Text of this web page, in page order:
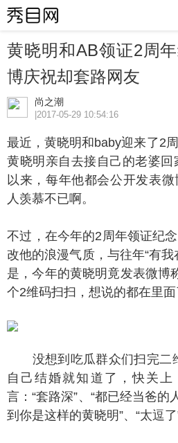
黄晓明和AB领证2周
博庆祝却套路网友
尚之潮
|2017-05-29 10:54:16
，黄晓明和baby迎来了2周
黄晓明亲自去接自己的老婆
以来，每年他都会公开发表
人羡慕不已啊。
，在今年的2周年领证纪念
改他的浪漫气质，与往年“有
是，今年的黄晓明竟发表微博
个2维码扫扫，想说的都在里面
没想到吃瓜群众们扫完二
自己结婚就知道了，快关上
言：“套路深”、“都已经当爸的
到你是这样的黄晓明”、“太逗了”